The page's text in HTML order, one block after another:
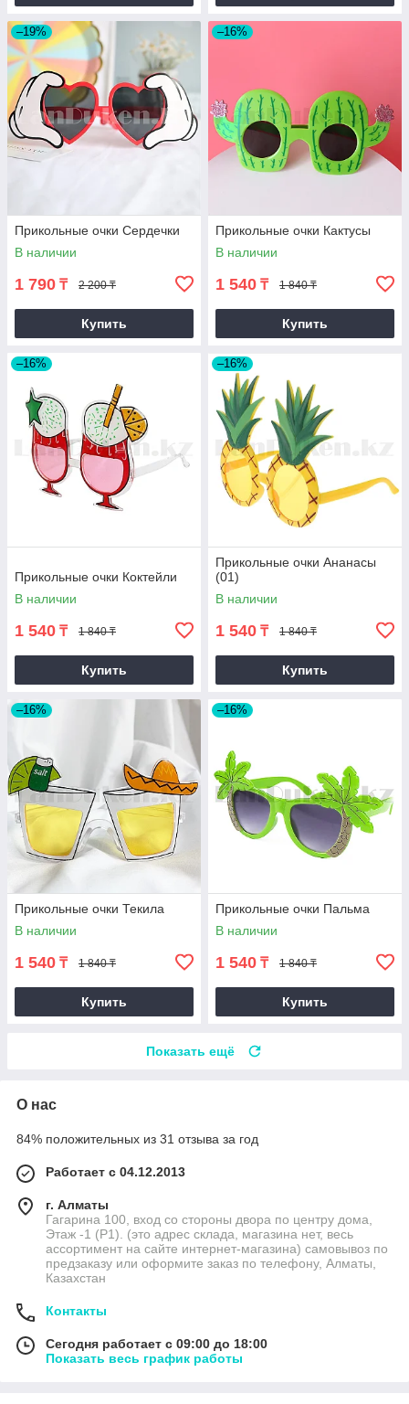
–19%
Прикольные очки Сердечки
В наличии
1 790 ₸ 2 200 ₸
Купить
–16%
Прикольные очки Кактусы
В наличии
1 540 ₸ 1 840 ₸
Купить
–16%
Прикольные очки Коктейли
В наличии
1 540 ₸ 1 840 ₸
Купить
–16%
Прикольные очки Ананасы
(01)
В наличии
1 540 ₸ 1 840 ₸
Купить
–16%
Прикольные очки Текила
В наличии
1 540 ₸ 1 840 ₸
Купить
–16%
Прикольные очки Пальма
В наличии
1 540 ₸ 1 840 ₸
Купить
Показать ещё
О нас
84% положительных из 31 отзыва за год
Работает с 04.12.2013
г. Алматы
Гагарина 100, вход со стороны двора по центру дома,
Этаж -1 (P1). (это адрес склада, магазина нет, весь
ассортимент на сайте интернет-магазина) самовывоз по
предзаказу или оформите заказ по телефону, Алматы,
Казахстан
Контакты
Сегодня работает с 09:00 до 18:00
Показать весь график работы